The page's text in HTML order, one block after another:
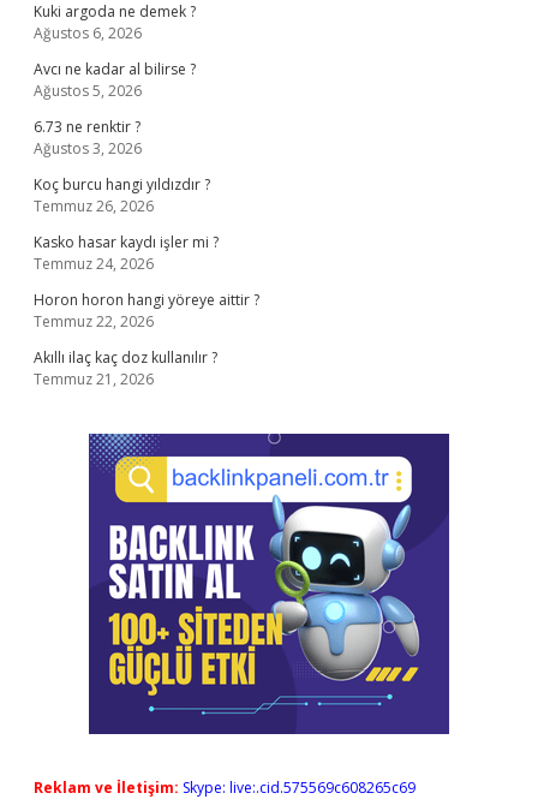
Kuki argoda ne demek ?
Ağustos 6, 2026
Avcı ne kadar al bilirse ?
Ağustos 5, 2026
6.73 ne renktir ?
Ağustos 3, 2026
Koç burcu hangi yıldızdır ?
Temmuz 26, 2026
Kasko hasar kaydı işler mi ?
Temmuz 24, 2026
Horon horon hangi yöreye aittir ?
Temmuz 22, 2026
Akıllı ilaç kaç doz kullanılır ?
Temmuz 21, 2026
Reklam ve İletişim: Skype: live:.cid.575569c608265c69